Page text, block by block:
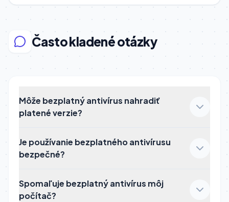
Často kladené otázky
Môže bezplatný antivírus nahradiť
platené verzie?
Je používanie bezplatného antivírusu
bezpečné?
Spomaľuje bezplatný antivírus môj
počítač?